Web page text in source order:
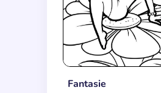
Fantasie